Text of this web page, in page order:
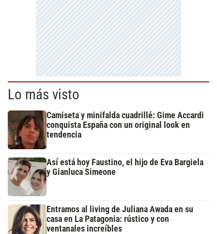
Lo más visto
Camiseta y minifalda cuadrillé: Gime Accardi
conquista España con un original look en
tendencia
Así está hoy Faustino, el hijo de Eva Bargiela
y Gianluca Simeone
Entramos al living de Juliana Awada en su
casa en La Patagonia: rústico y con
ventanales increíbles